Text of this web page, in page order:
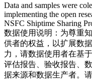
Data and samples were
implementing the open
NSFC Shiptime Sharing
数据使用说明： 为尊重
供者的权益，以扩展数
力，请数据使用者在基
评估报告、验收报告、
据来源和数据生产者。